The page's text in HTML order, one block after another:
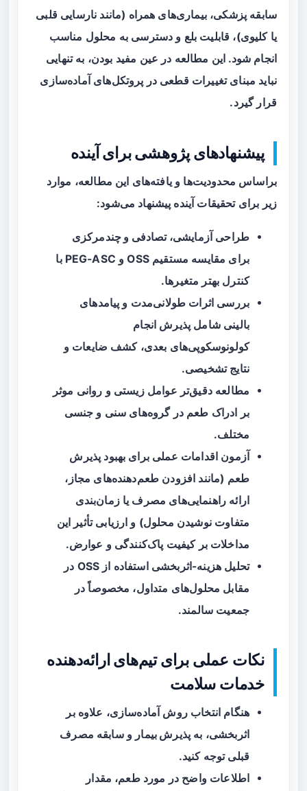
سابقه پزشکی، بیماری‌های همراه (مانند نارسایی قلبی
یا کلیوی)، قابلیت بلع و دسترسی به محلول مناسب
انجام شود. این مطالعه در عین مفید بودن، به تنهایی
نباید مبنای تغییرات قطعی در پروتکل‌های آماده‌سازی
قرار گیرد.
پیشنهادهای پژوهشی برای آینده
براساس محدودیت‌ها و یافته‌های این مطالعه، موارد
زیر برای تحقیقات آینده پیشنهاد می‌شود:
طراحی آزمایشی، تصادفی و چندمرکزی
برای مقایسه مستقیم OSS و PEG-ASC با
کنترل بهتر متغیرها.
بررسی اثرات طولانی‌مدت و پیامدهای
بالینی شامل پذیرش انجام
کولونوسکوپی‌های بعدی، کشف ضایعات و
نتایج تشخیصی.
مطالعه دقیق‌تر عوامل زیستی و روانی موثر
بر ادراک طعم در گروه‌های سنی و جنسی
مختلف.
آزمون اقدامات عملی برای بهبود پذیرش
طعم (مانند افزودن طعم‌دهنده‌های مجاز،
ارائه راهنمایی‌های مصرف یا زمان‌بندی
متفاوت نوشیدن محلول) و ارزیابی تأثیر این
مداخلات بر کیفیت پاک‌کنندگی و عوارض.
تحلیل هزینه-اثربخشی استفاده از OSS در
مقابل محلول‌های متداول، مخصوصاً در
جمعیت سالمند.
نکات عملی برای تیم‌های ارائه‌دهنده
خدمات سلامت
هنگام انتخاب روش آماده‌سازی، علاوه بر
اثربخشی، به پذیرش بیمار و سابقه مصرف
قبلی توجه کنید.
اطلاعات واضح در مورد طعم، مقدار